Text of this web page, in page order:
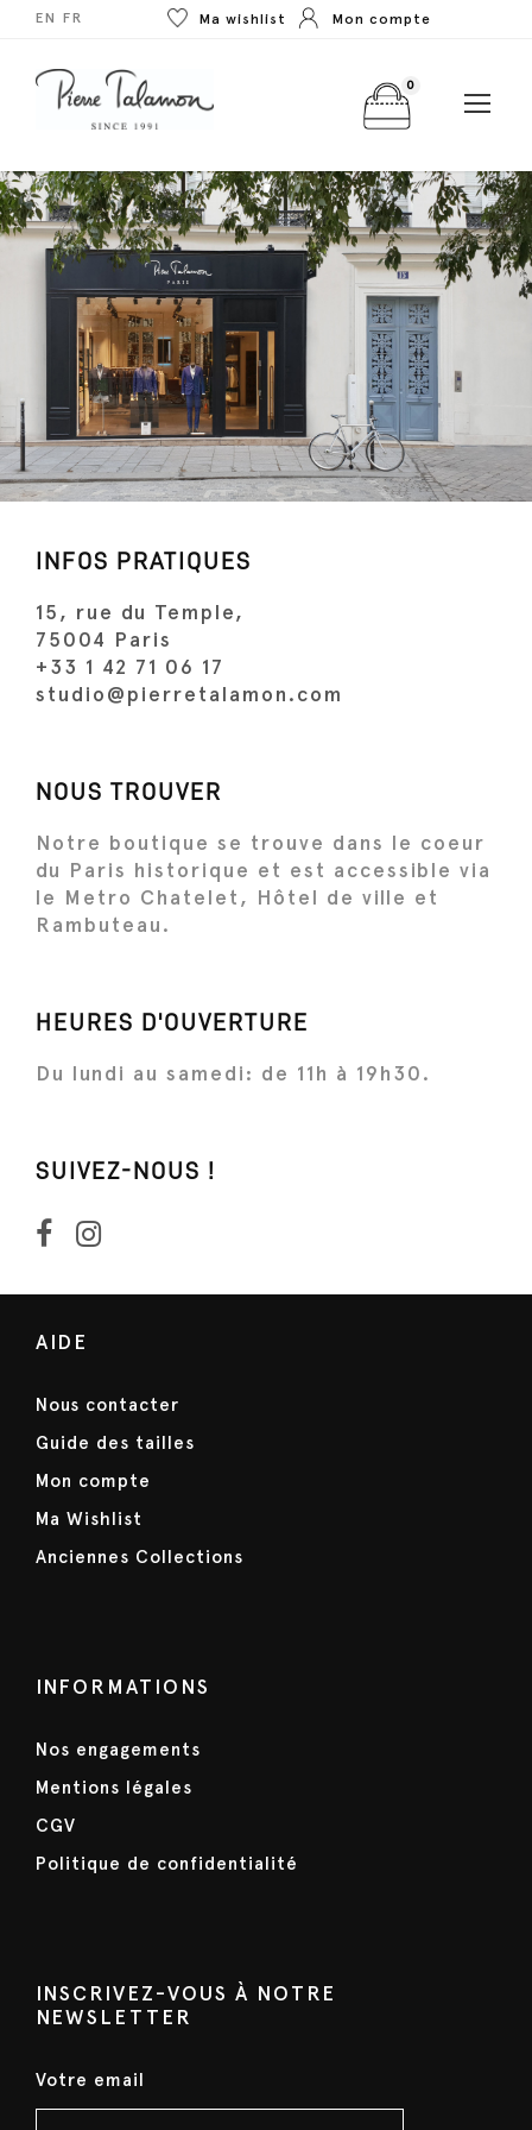
EN FR Ma wishlist Mon compte
0
INFOS PRATIQUES
15, rue du Temple,
75004 Paris
+33 1 42 71 06 17
studio@pierretalamon.com
NOUS TROUVER
Notre boutique se trouve dans le coeur
du Paris historique et est accessible via
le Metro Chatelet, Hôtel de ville et
Rambuteau.
HEURES D'OUVERTURE
Du lundi au samedi: de 11h à 19h30.
SUIVEZ-NOUS !
AIDE
Nous contacter
Guide des tailles
Mon compte
Ma Wishlist
Anciennes Collections
INFORMATIONS
Nos engagements
Mentions légales
CGV
Politique de confidentialité
INSCRIVEZ-VOUS À NOTRE
NEWSLETTER
Votre email